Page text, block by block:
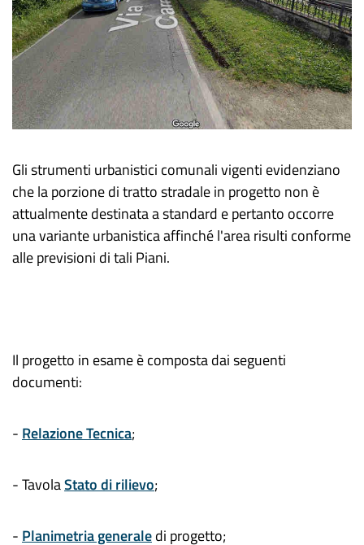
Gli strumenti urbanistici comunali vigenti evidenziano
che la porzione di tratto stradale in progetto non è
attualmente destinata a standard e pertanto occorre
una variante urbanistica affinché l'area risulti conforme
alle previsioni di tali Piani.
Il progetto in esame è composta dai seguenti
documenti:
- Relazione Tecnica;
- TavolaStato di rilievo;
- Planimetria generaledi progetto;